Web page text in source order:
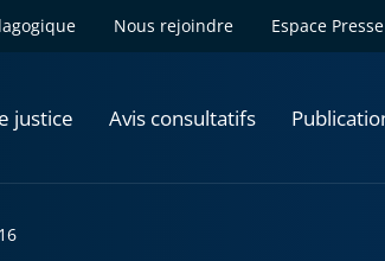
Nous rejoindre Espace Presse
justice Avis consultatifs